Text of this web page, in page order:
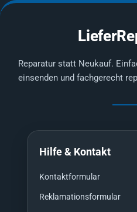
Reparatur statt Neukauf.
einsenden und fachgerecht
Hilfe & Kontakt
Kontaktformular
Reklamationsformular